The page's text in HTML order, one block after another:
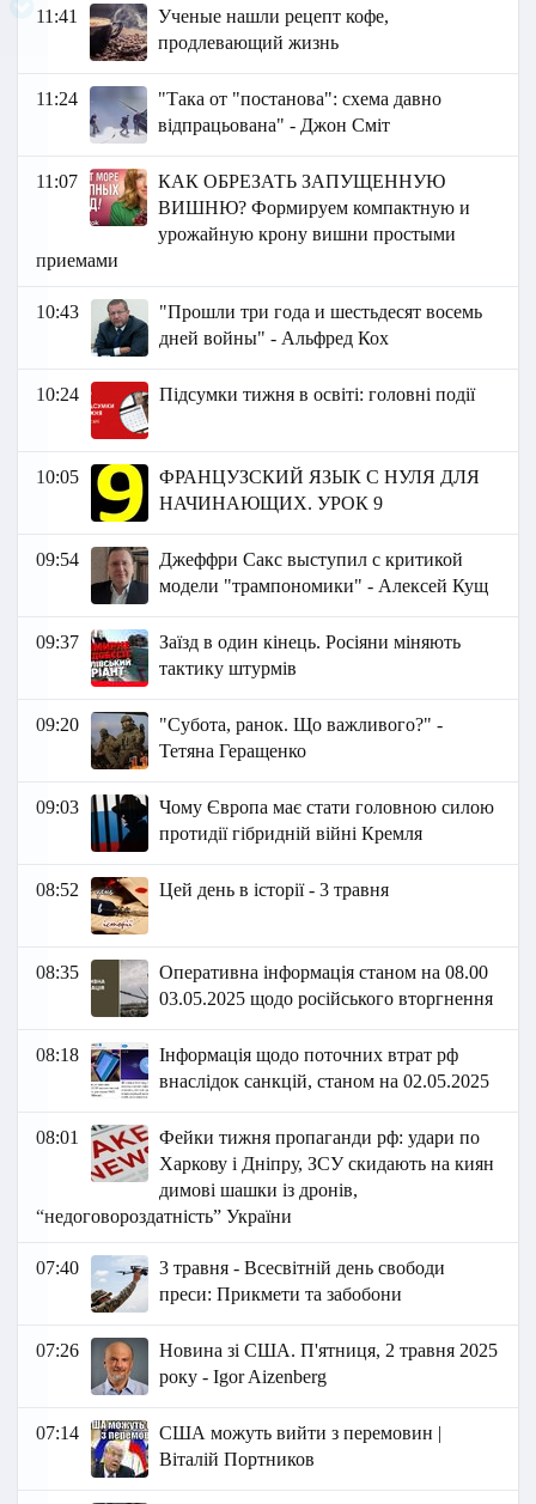
11:41
Ученые нашли рецепт кофе,
продлевающий жизнь
11:24
"Така от "постанова": схема давно
відпрацьована" - Джон Сміт
11:07
КАК ОБРЕЗАТЬ ЗАПУЩЕННУЮ
ВИШНЮ? Формируем компактную и
урожайную крону вишни простыми
приемами
10:43
"Прошли три года и шестьдесят восемь
дней войны" - Альфред Кох
10:24 Підсумки тижня в освіті: головні події
10:05
ФРАНЦУЗСКИЙ ЯЗЫК C НУЛЯ ДЛЯ
НАЧИНАЮЩИХ. УРОК 9
09:54
Джеффри Сакс выступил с критикой
модели "трампономики" - Алексей Кущ
09:37
Заїзд в один кінець. Росіяни міняють
тактику штурмів
09:20
"Субота, ранок. Що важливого?" -
Тетяна Геращенко
09:03
Чому Європа має стати головною силою
протидії гібридній війні Кремля
08:52 Цей день в історії - 3 травня
08:35
Оперативна інформація станом на 08.00
03.05.2025 щодо російського вторгнення
08:18
Інформація щодо поточних втрат рф
внаслідок санкцій, станом на 02.05.2025
08:01
Фейки тижня пропаганди рф: удари по
Харкову і Дніпру, ЗСУ скидають на киян
димові шашки із дронів,
“недоговороздатність” України
07:40
3 травня - Всесвітній день свободи
преси: Прикмети та забобони
07:26
Новина зі США. П'ятниця, 2 травня 2025
року - Igor Aizenberg
07:14
США можуть вийти з перемовин |
Віталій Портников